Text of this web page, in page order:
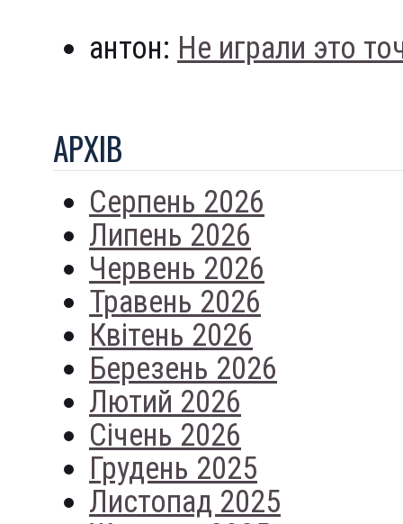
антон: Не играли это
АРХIВ
Серпень 2026
Липень 2026
Червень 2026
Травень 2026
Квітень 2026
Березень 2026
Лютий 2026
Січень 2026
Грудень 2025
Листопад 2025